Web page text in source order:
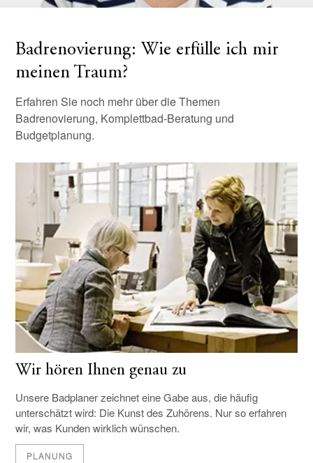
Badrenovierung: Wie erfülle ich mir
meinen Traum?
Erfahren Sie noch mehr über die Themen
Badrenovierung, Komplettbad-Beratung und
Budgetplanung.
Wir hören Ihnen genau zu
Unsere Badplaner zeichnet eine Gabe aus, die häufig
unterschätzt wird: Die Kunst des Zuhörens. Nur so erfahren
wir, was Kunden wirklich wünschen.
PLANUNG